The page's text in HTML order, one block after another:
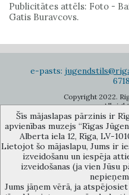
Publicitātes attēls: Foto -
Gatis Buravcovs.
e-pasts:
Copyright 2022.
All
Rīgas pašvaldības kultūras
Šīs mājaslapas pārzinis ir
apvienības muzejs “Rīgas
Alberta iela 12, Rīga, LV-
Lietojot šo mājaslapu, Jums ir
izveidošanu un iespēja
izveidošanas (ja vien Jūsu
Jums jāņem vērā, ja